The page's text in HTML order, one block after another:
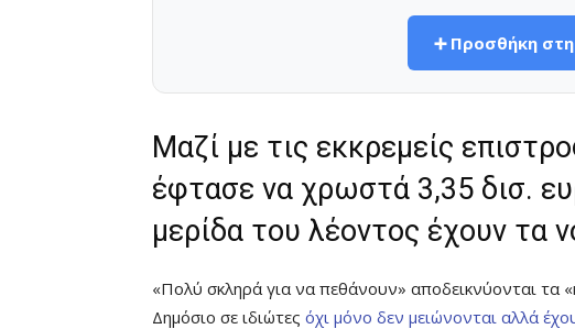
➕ Προσθήκη
Μαζί με τις εκκρεμείς
έφτασε να χρωστά 3,35 δισ.
μερίδα του λέοντος έχουν τα
«Πολύ σκληρά για να πεθάνουν» αποδεικνύονται τα
Δημόσιο σε ιδιώτες όχι μόνο δεν μειώνονται αλλά